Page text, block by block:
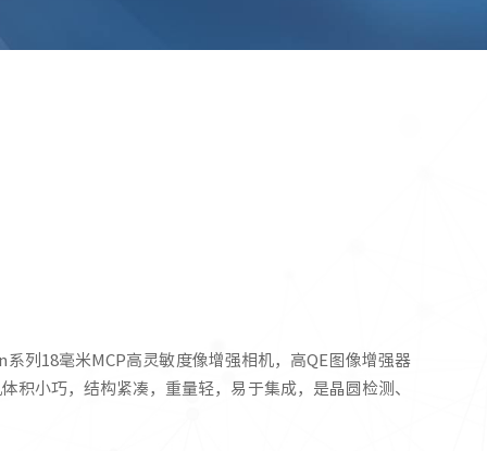
列18毫米MCP高灵敏度像增强相机，高QE图像增强器
小巧，结构紧凑，重量轻，易于集成，是晶圆检测、